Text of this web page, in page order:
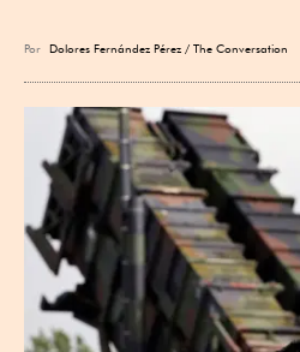
Por Dolores Fernández Pérez / The Conversation